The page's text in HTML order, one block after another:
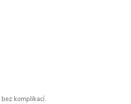
komplikací.